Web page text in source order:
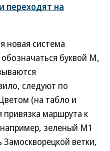
переходят на
новая система
буквой М,
следуют по
(на табло и
привязка маршрута к
зеленый М1
ветки,